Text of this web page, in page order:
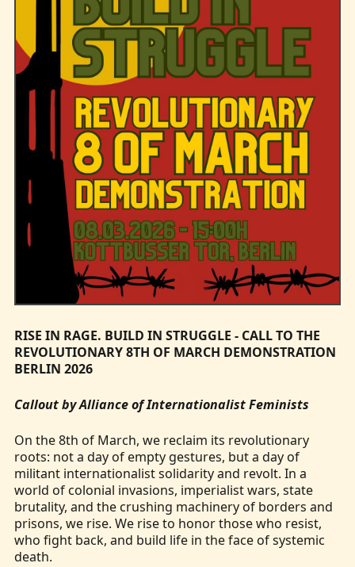
RISE IN RAGE. BUILD IN STRUGGLE - CALL TO THE
REVOLUTIONARY 8TH OF MARCH DEMONSTRATION
BERLIN 2026
Callout by Alliance of Internationalist Feminists
On the 8th of March, we reclaim its revolutionary
roots: not a day of empty gestures, but a day of
militant internationalist solidarity and revolt. In a
world of colonial invasions, imperialist wars, state
brutality, and the crushing machinery of borders and
prisons, we rise. We rise to honor those who resist,
who fight back, and build life in the face of systemic
death.